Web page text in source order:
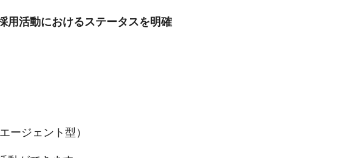
用活動におけるステータスを明確
ージェント型）